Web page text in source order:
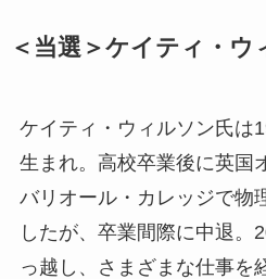
＜当選＞ケイティ・ウ
ケイティ・ウィルソン氏は
生まれ。高校卒業後に英国
バリオール・カレッジで物
したが、卒業間際に中退。
っ越し、さまざまな仕事を